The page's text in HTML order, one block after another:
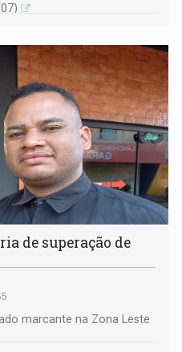
de superação de
marcante na Zona Leste